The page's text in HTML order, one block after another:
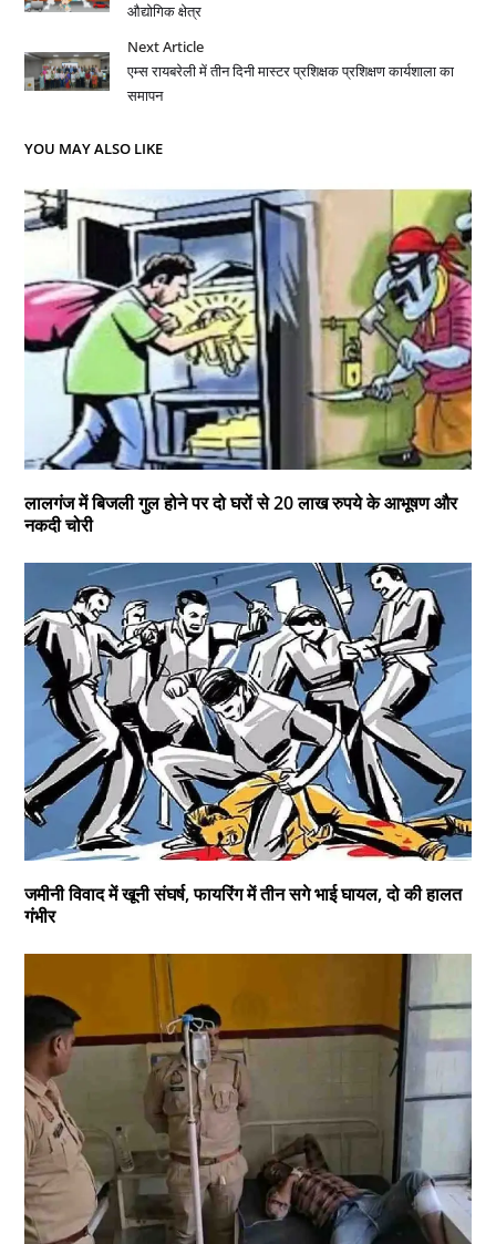
औद्योगिक क्षेत्र
Next Article
एम्स रायबरेली में तीन दिनी मास्टर प्रशिक्षक प्रशिक्षण कार्यशाला का
समापन
YOU MAY ALSO LIKE
लालगंज में बिजली गुल होने पर दो घरों से 20 लाख रुपये के आभूषण और
नकदी चोरी
जमीनी विवाद में खूनी संघर्ष, फायरिंग में तीन सगे भाई घायल, दो की हालत
गंभीर